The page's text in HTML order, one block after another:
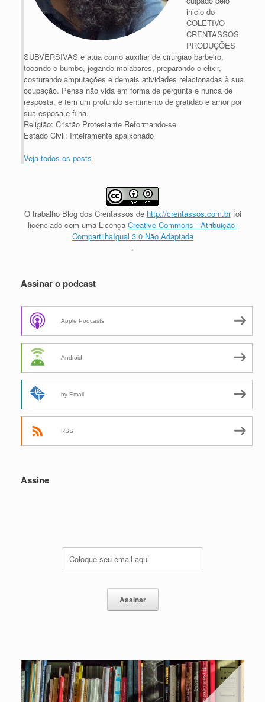
inicio do
COLETIVO
CRENTASSOS
PRODUÇÕES
SUBVERSIVAS e atua como auxiliar de cirurgião barbeiro,
tocando o bumbo, jogando malabares, preparando o elixir,
costurando amputações e demais atividades relacionadas à sua
ocupação. Pensa não vida em forma de pergunta e nunca de
resposta, e tem um profundo sentimento de gratidão e amor por
sua esposa e filha.
Religião: Cristão Protestante Reformando-se
Estado Civil: Inteiramente apaixonado
Veja todos os posts
O trabalho Blog dos Crentassos de http://crentassos.com.brfoi
licenciado com uma Licença Creative Commons - Atribuição-
CompartilhaIgual 3.0 Não Adaptada
.
Assinar o podcast
Apple Podcasts
Android
by Email
RSS
Assine